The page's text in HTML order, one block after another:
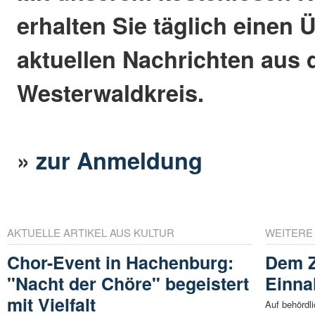
erhalten Sie täglich einen
aktuellen Nachrichten aus
Westerwaldkreis.
»zur Anmeldung
AKTUELLE ARTIKEL AUS KULTUR
Chor-Event in Hachenburg:
"Nacht der Chöre" begeistert
mit Vielfalt
Dem
Auf